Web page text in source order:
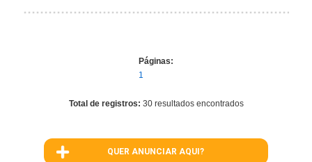
Páginas:
1
Total de registros: 30 resultados encontrados
QUER ANUNCIAR AQUI?